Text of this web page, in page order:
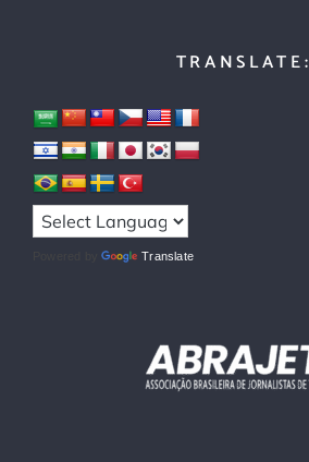
TRANSLATE:
Powered by Translate